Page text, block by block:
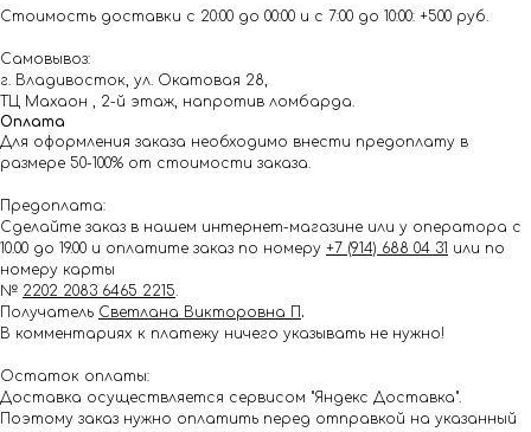
Стоимость доставки с 20:00 до 00:00 и с 7:00 до 10:00: +500 руб.
Самовывоз:
г. Владивосток, ул. Окатовая 28,
ТЦ Махаон , 2-й этаж, напротив ломбарда.
Оплата
Для оформления заказа необходимо внести предоплату в
размере 50-100% от стоимости заказа.
Предоплата:
Сделайте заказ в нашем интернет-магазине или у оператора с
10.00 до 19.00 и оплатите заказ по номеру +7 (914) 688 04 31 или по
номеру карты
№ 2202 2083 6465 2215.
Получатель Светлана Викторовна П .
В комментариях к платежу ничего указывать не нужно!
Остаток оплаты:
Доставка осуществляется сервисом "Яндекс Доставка".
Поэтому заказ нужно оплатить перед отправкой на указанный